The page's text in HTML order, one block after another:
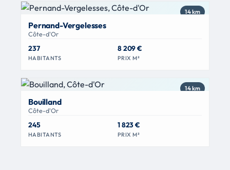
14 km
Pernand-Vergelesses
Côte-d'Or
237
HABITANTS
8 209 €
PRIX M²
14 km
Bouilland
Côte-d'Or
245
HABITANTS
1 823 €
PRIX M²